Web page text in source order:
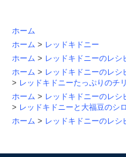
ホーム
ホーム > レッドキドニー
ホーム > レッドキドニーのレシ
ホーム > レッドキドニーのレシ
> レッドキドニーたっぷりのチ
ホーム > レッドキドニーのレシ
> レッドキドニーと大福豆のシ
ホーム > レッドキドニーのレシ